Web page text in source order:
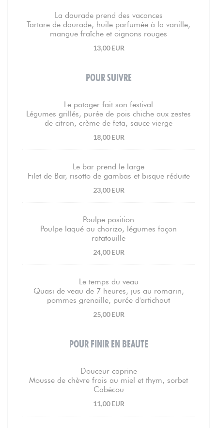
La daurade prend des vacances
Tartare de daurade, huile parfumée à la vanille,
mangue fraîche et oignons rouges
13,00 EUR
POUR SUIVRE
Le potager fait son festival
Légumes grillés, purée de pois chiche aux zestes
de citron, crème de feta, sauce vierge
18,00 EUR
Le bar prend le large
Filet de Bar, risotto de gambas et bisque réduite
23,00 EUR
Poulpe position
Poulpe laqué au chorizo, légumes façon
ratatouille
24,00 EUR
Le temps du veau
Quasi de veau de 7 heures, jus au romarin,
pommes grenaille, purée d'artichaut
25,00 EUR
POUR FINIR EN BEAUTE
Douceur caprine
Mousse de chèvre frais au miel et thym, sorbet
Cabécou
11,00 EUR